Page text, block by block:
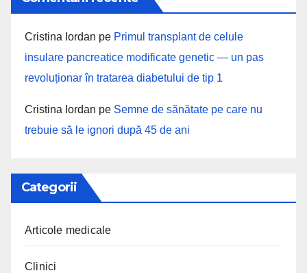
Cristina Iordan pe Primul transplant de celule
insulare pancreatice modificate genetic — un pas
revoluționar în tratarea diabetului de tip 1
Cristina Iordan pe Semne de sănătate pe care nu
trebuie să le ignori după 45 de ani
Categorii
Articole medicale
Clinici